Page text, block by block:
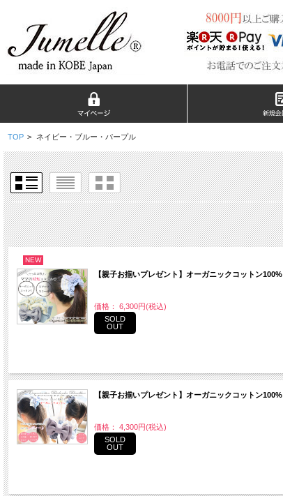
TOP > ネイビー・ブルー・パープル
NEW
【親子お揃いプレゼント】オーガニックコットン
価格： 6,300円(税込)
SOLD
OUT
【親子お揃いプレゼント】オーガニックコットン
価格： 4,300円(税込)
SOLD
OUT